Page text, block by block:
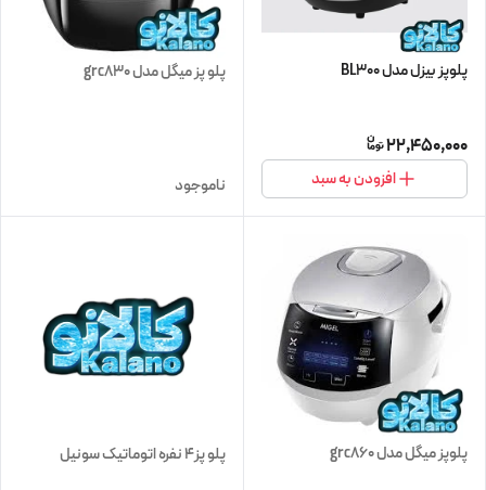
پلوپز بیزل مدل BL300
22,450,000
افزودن به سبد
پلو پز میگل مدل grc830
ناموجود
پلوپز میگل مدل grc860 پلو پز4 نفره اتوماتیک سونیل